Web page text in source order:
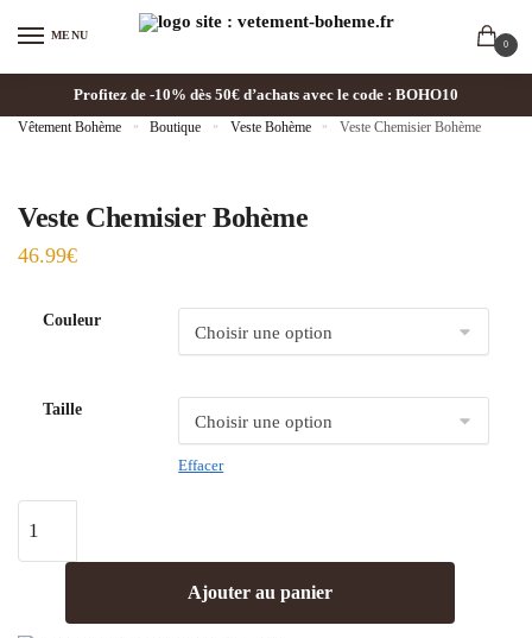
MENU
0
Profitez de -10% dès 50€ d’achats avec le code : BOHO10
Vêtement Bohème » Boutique » Veste Bohème » Veste Chemisier Bohème
Veste Chemisier Bohème
46.99€
Couleur
Taille
Effacer
Ajouter au panier